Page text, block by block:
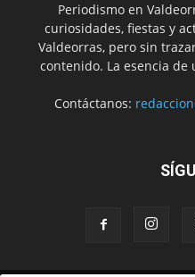
Periodismo en
curiosidades, fiestas y
Valdeorras, pero sin
contenido. La esencia
Contáctanos: